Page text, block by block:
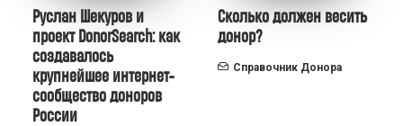
Руслан Шекуров и
проект DonorSearch: как
создавалось
крупнейшее интернет-
сообщество доноров
России
Сколько должен весить
донор?
Справочник Донора